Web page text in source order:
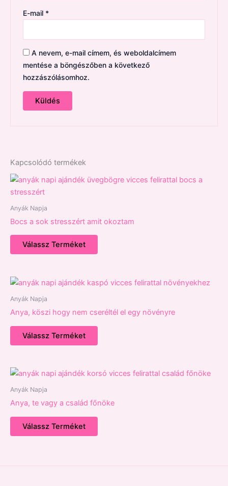
E-mail *
A nevem, e-mail címem, és weboldalcímem
mentése a böngészőben a következő
hozzászólásomhoz.
Kapcsolódó termékek
Anyák Napja
Bocs a sok stresszért amit okoztam
Válassz Terméket
Anyák Napja
Anya, köszi hogy nem cseréltél el egy növényre
Válassz Terméket
Anyák Napja
Anya, te vagy a család főnöke
Válassz Terméket